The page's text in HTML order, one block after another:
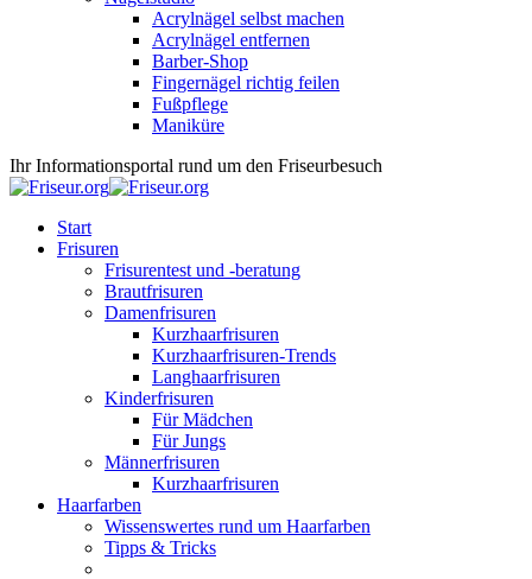
Acrylnägel selbst machen
Acrylnägel entfernen
Barber-Shop
Fingernägel richtig feilen
Fußpflege
Maniküre
Ihr Informationsportal rund um den Friseurbesuch
Start
Frisuren
Frisurentest und -beratung
Brautfrisuren
Damenfrisuren
Kurzhaarfrisuren
Kurzhaarfrisuren-Trends
Langhaarfrisuren
Kinderfrisuren
Für Mädchen
Für Jungs
Männerfrisuren
Kurzhaarfrisuren
Haarfarben
Wissenswertes rund um Haarfarben
Tipps & Tricks